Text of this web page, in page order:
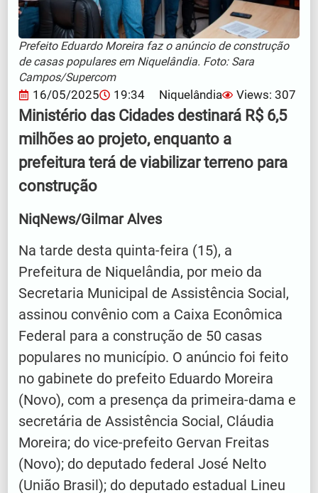
Prefeito Eduardo Moreira faz o anúncio de construção
de casas populares em Niquelândia. Foto: Sara
Campos/Supercom
16/05/2025 19:34 Niquelândia Views: 307
Ministério das Cidades destinará R$ 6,5
milhões ao projeto, enquanto a
prefeitura terá de viabilizar terreno para
construção
NiqNews/Gilmar Alves
Na tarde desta quinta-feira (15), a
Prefeitura de Niquelândia, por meio da
Secretaria Municipal de Assistência Social,
assinou convênio com a Caixa Econômica
Federal para a construção de 50 casas
populares no município. O anúncio foi feito
no gabinete do prefeito Eduardo Moreira
(Novo), com a presença da primeira-dama e
secretária de Assistência Social, Cláudia
Moreira; do vice-prefeito Gervan Freitas
(Novo); do deputado federal José Nelto
(União Brasil); do deputado estadual Lineu